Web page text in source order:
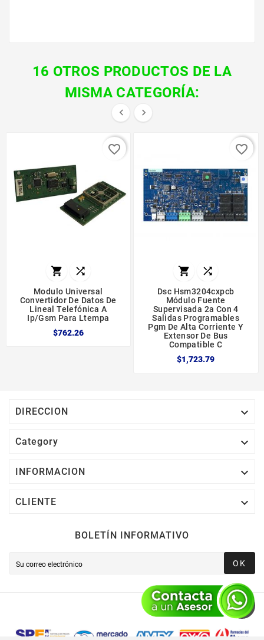
16 OTROS PRODUCTOS DE LA
MISMA CATEGORÍA:
 
 
Modulo Universal
Convertidor De Datos De
Lineal Telefónica A
Ip/gsm Para Ltempa
$762.26
favorite_border
 
Dsc Hsm3204cxpcb
Módulo Fuente
Supervisada 2a Con 4
Salidas Programables
Pgm De Alta Corriente Y
Extensor De Bus
Compatible C
$1,723.79
favorite_border
DIRECCION 
Category 
INFORMACION 
CLIENTE 
BOLETÍN INFORMATIVO
OK